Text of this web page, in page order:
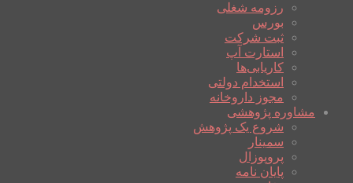
رزومه شغلی
بورس
ثبت شرکت
استارت آپ
کاریابی‌ها
استخدام دولتی
مجوز داروخانه
مشاوره پژوهشی
شروع یک پژوهش
سمینار
پروپوزال
پایان نامه